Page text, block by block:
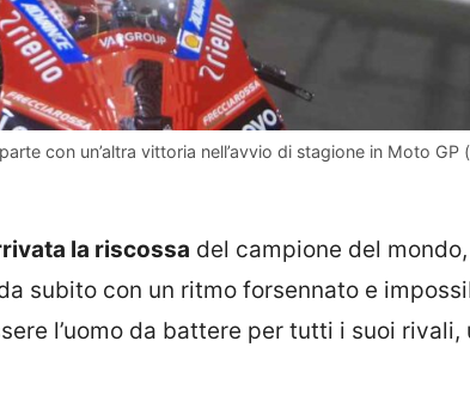
con un’altra vittoria nell’avvio di stagione in Moto
la riscossa del campione del
subito con un ritmo forsennato e
l’uomo da battere per tutti i suoi